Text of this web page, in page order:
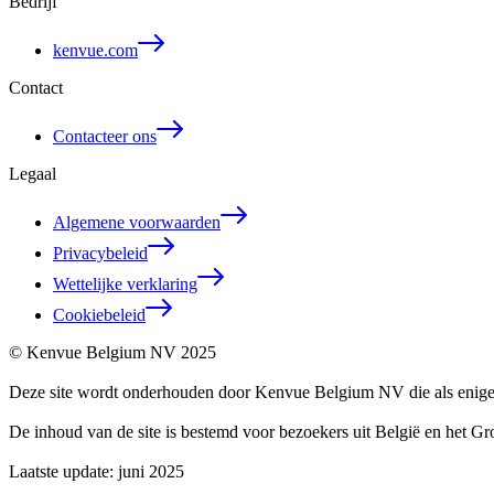
kenvue.com
Contact
Contacteer ons
Legaal
Algemene voorwaarden
Privacybeleid
Wettelijke verklaring
Cookiebeleid
© Kenvue Belgium NV 2025
Deze site wordt onderhouden door Kenvue Belgium NV die als
De inhoud van de site is bestemd voor bezoekers uit België en het
Laatste update: juni 2025